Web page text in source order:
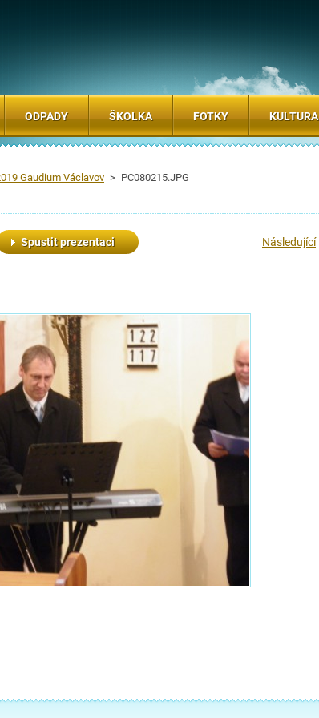
Gaudium Václavov > PC080215.JPG
Spustit prezentaci Následující
ODPADY ŠKOLKA FOTKY KULTURA